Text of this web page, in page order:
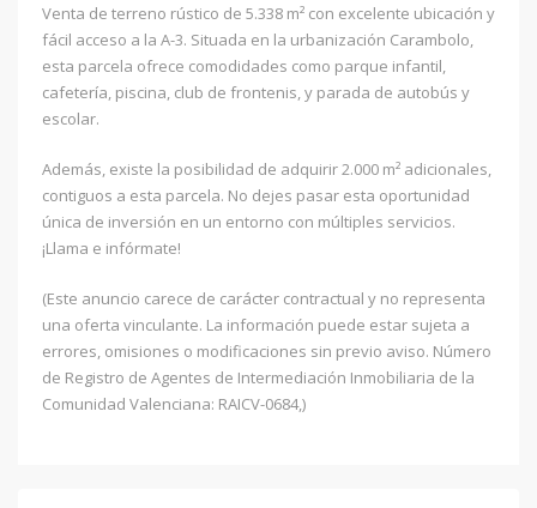
Venta de terreno rústico de 5.338 m² con excelente ubicación y
fácil acceso a la A-3. Situada en la urbanización Carambolo,
esta parcela ofrece comodidades como parque infantil,
cafetería, piscina, club de frontenis, y parada de autobús y
escolar.
Además, existe la posibilidad de adquirir 2.000 m² adicionales,
contiguos a esta parcela. No dejes pasar esta oportunidad
única de inversión en un entorno con múltiples servicios.
¡Llama e infórmate!
(Este anuncio carece de carácter contractual y no representa
una oferta vinculante. La información puede estar sujeta a
errores, omisiones o modificaciones sin previo aviso. Número
de Registro de Agentes de Intermediación Inmobiliaria de la
Comunidad Valenciana: RAICV-0684,)